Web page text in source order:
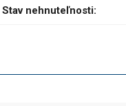
Stav nehnuteľnosti: